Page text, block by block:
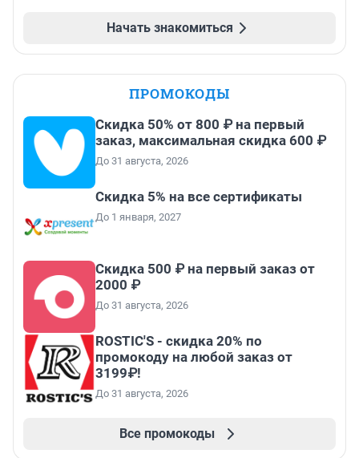
Начать знакомиться
ПРОМОКОДЫ
Скидка 50% от 800 ₽ на первый
заказ, максимальная скидка 600 ₽
До 31 августа, 2026
Скидка 5% на все сертификаты
До 1 января, 2027
Скидка 500 ₽ на первый заказ от
2000 ₽
До 31 августа, 2026
ROSTIC'S - скидка 20% по
промокоду на любой заказ от
3199₽!
До 31 августа, 2026
Все промокоды